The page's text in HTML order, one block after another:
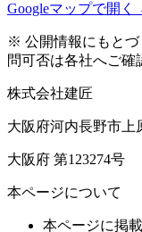
Googleマップで開く
※ 公開情報にもとづ
問可否は各社へご確
株式会社建匠
大阪府河内長野市上
大阪府 第123274号
本ページについて
本ページに掲